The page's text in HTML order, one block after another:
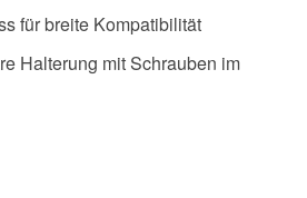
für breite Kompatibilität
Halterung mit Schrauben im